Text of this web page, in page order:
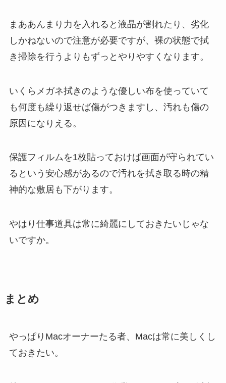
まああんまり力を入れると液晶が割れたり、劣化
しかねないので注意が必要ですが、裸の状態で拭
き掃除を行うよりもずっとやりやすくなります。
いくらメガネ拭きのような優しい布を使っていて
も何度も繰り返せば傷がつきますし、汚れも傷の
原因になりえる。
保護フィルムを1枚貼っておけば画面が守られてい
るという安心感があるので汚れを拭き取る時の精
神的な敷居も下がります。
やはり仕事道具は常に綺麗にしておきたいじゃな
いですか。
まとめ
やっぱりMacオーナーたる者、Macは常に美しくし
ておきたい。